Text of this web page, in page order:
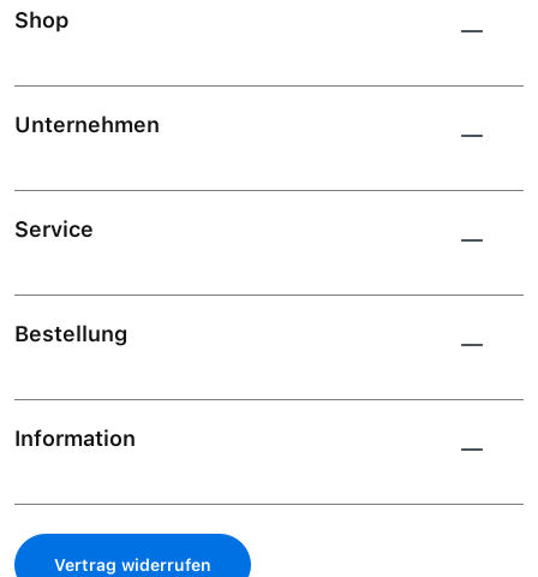
Shop
Unternehmen
Service
Bestellung
Information
Vertrag widerrufen